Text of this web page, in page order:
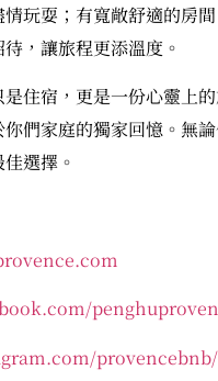
玩耍；有寬敞舒適的房
，讓旅程更添溫度。
住宿，更是一份心靈上
們家庭的獨家回憶。無
選擇。
provencebnb/